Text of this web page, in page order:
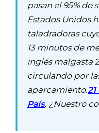
pasan el 95% de
Estados Unidos
taladradoras
13 minutos de
inglés malgasta
circulando por
aparcamiento.
País. ¿Nuestro